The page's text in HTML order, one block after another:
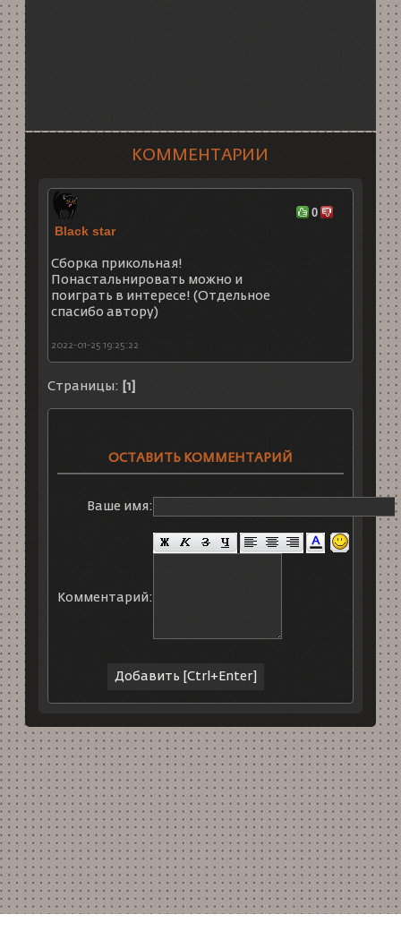
КОММЕНТАРИИ
Black star
Сборка прикольная!
Понастальнировать можно и
поиграть в интересе! (Отдельное
спасибо автору)
2022-01-25 19:25:22
0
Страницы: [1]
ОСТАВИТЬ КОММЕНТАРИЙ
Ваше имя:
Комментарий: